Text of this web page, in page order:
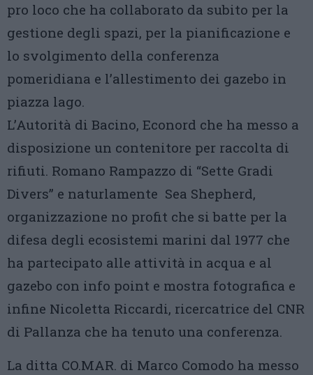
pro loco che ha collaborato da subito per la
gestione degli spazi, per la pianificazione e
lo svolgimento della conferenza
pomeridiana e l’allestimento dei gazebo in
piazza lago.
L’Autorità di Bacino, Econord che ha messo a
disposizione un contenitore per raccolta di
rifiuti. Romano Rampazzo di “Sette Gradi
Divers” e naturlamente Sea Shepherd,
organizzazione no profit che si batte per la
difesa degli ecosistemi marini dal 1977 che
ha partecipato alle attività in acqua e al
gazebo con info point e mostra fotografica e
infine Nicoletta Riccardi, ricercatrice del CNR
di Pallanza che ha tenuto una conferenza.
La ditta CO.MAR. di Marco Comodo ha messo